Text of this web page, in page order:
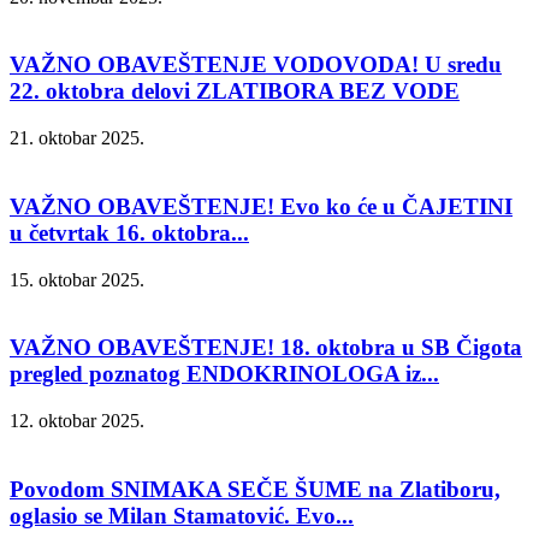
VAŽNO OBAVEŠTENJE VODOVODA! U sredu
22. oktobra delovi ZLATIBORA BEZ VODE
21. oktobar 2025.
VAŽNO OBAVEŠTENJE! Evo ko će u ČAJETINI
u četvrtak 16. oktobra...
15. oktobar 2025.
VAŽNO OBAVEŠTENJE! 18. oktobra u SB Čigota
pregled poznatog ENDOKRINOLOGA iz...
12. oktobar 2025.
Povodom SNIMAKA SEČE ŠUME na Zlatiboru,
oglasio se Milan Stamatović. Evo...